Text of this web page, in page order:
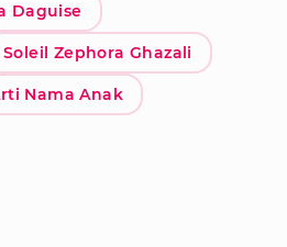
Daguise
Soleil Zephora Ghazali
Nama Anak